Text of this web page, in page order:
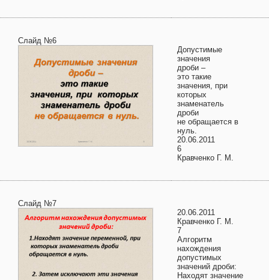
Слайд №6
Допустимые
значения
дроби –
это такие
значения, при
которых
знаменатель
дроби
не обращается в
нуль.
20.06.2011
6
Кравченко Г. М.
Слайд №7
20.06.2011
Кравченко Г. М.
7
Алгоритм
нахождения
допустимых
значений дроби:
Находят значение